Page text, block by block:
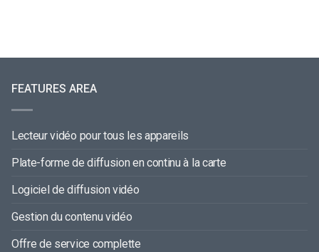
FEATURES AREA
Lecteur vidéo pour tous les appareils
Plate-forme de diffusion en continu à la carte
Logiciel de diffusion vidéo
Gestion du contenu vidéo
Offre de service complette